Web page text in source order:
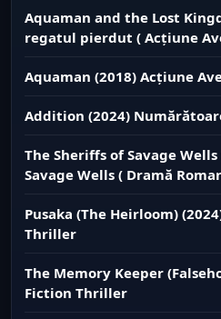
Aquaman and the Lost
regatul pierdut ( Acțiune
Aquaman (2018) Acțiune
Addition (2024)
The Sheriffs of Savage
Savage Wells ( Dramă
Pusaka (The Heirloom)
Thriller
The Memory Keeper
Fiction Thriller